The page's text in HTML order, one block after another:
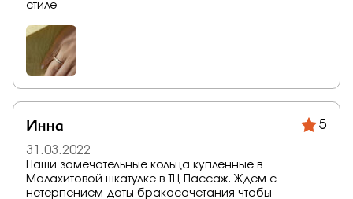
стиле
Инна 5
31.03.2022
Наши замечательные кольца купленные в
Малахитовой шкатулке в ТЦ Пассаж. Ждем с
нетерпением даты бракосочетания чтобы